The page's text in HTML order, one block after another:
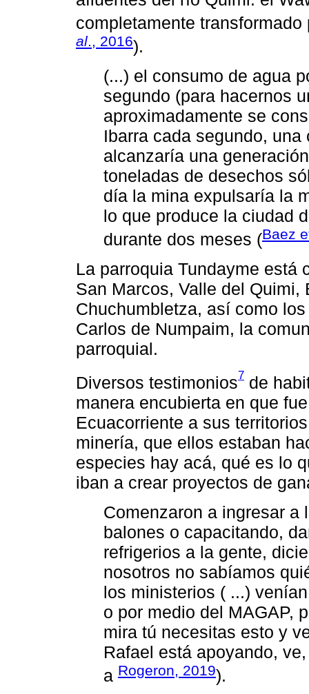
completamente
al., 2016).
(...) el consumo de agua
segundo (para hacernos
aproximadamente se
Ibarra cada segundo,
alcanzaría una
toneladas de desechos
día la mina expulsaría la
lo que produce la ciudad
durante dos meses (Baez
La parroquia Tundayme está
San Marcos, Valle del
Chuchumbletza, así como
Carlos de Numpaim, la
parroquial.
Diversos testimonios7 de
manera encubierta en que
Ecuacorriente a sus
minería, que ellos estaban
especies hay acá, qué es lo
iban a crear proyectos de
Comenzaron a ingresar a
balones o capacitando,
refrigerios a la gente,
nosotros no sabíamos
los ministerios ( ...)
o por medio del MAGAP,
mira tú necesitas esto y
Rafael está apoyando,
a Rogeron, 2019).